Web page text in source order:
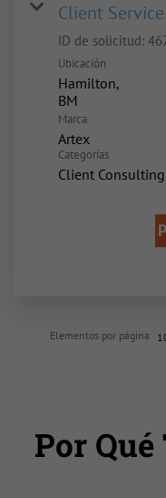
Client
ID de solicitud:
Ubicación
Hamilton,
Marca
Artex
Categorías
Client
Elementos por página
Por